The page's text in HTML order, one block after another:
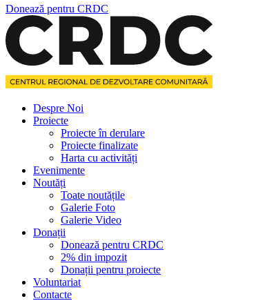
Donează pentru CRDC
Despre Noi
Proiecte
Proiecte în derulare
Proiecte finalizate
Harta cu activități
Evenimente
Noutăți
Toate noutățile
Galerie Foto
Galerie Video
Donații
Donează pentru CRDC
2% din impozit
Donații pentru proiecte
Voluntariat
Contacte